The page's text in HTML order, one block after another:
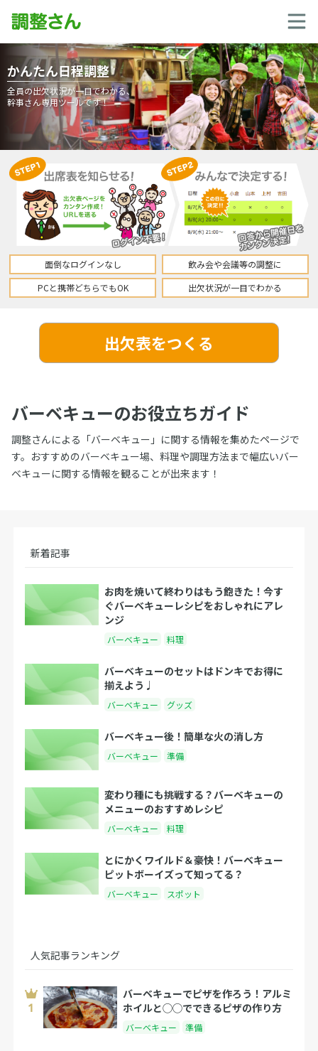
かんたん日程調整
全員の出欠状況が一目でわかる、
幹事さん専用ツールです！
面倒なログインなし
飲み会や会議等の調整に
PCと携帯どちらでもOK
出欠状況が一目でわかる
出欠表をつくる
バーベキューのお役立ちガイド
調整さんによる「バーベキュー」に関する情報を集めたページで
す。おすすめのバーベキュー場、料理や調理方法まで幅広いバー
ベキューに関する情報を観ることが出来ます！
新着記事
お肉を焼いて終わりはもう飽きた！今す
ぐバーベキューレシピをおしゃれにアレ
ンジ
バーベキュー 料理
バーベキューのセットはドンキでお得に
揃えよう♩
バーベキュー グッズ
バーベキュー後！簡単な火の消し方
バーベキュー 準備
変わり種にも挑戦する？バーベキューの
メニューのおすすめレシピ
バーベキュー 料理
とにかくワイルド＆豪快！バーベキュー
ピットボーイズって知ってる？
バーベキュー スポット
人気記事ランキング
バーベキューでピザを作ろう！アルミ
ホイルと◯◯でできるピザの作り方
バーベキュー 準備